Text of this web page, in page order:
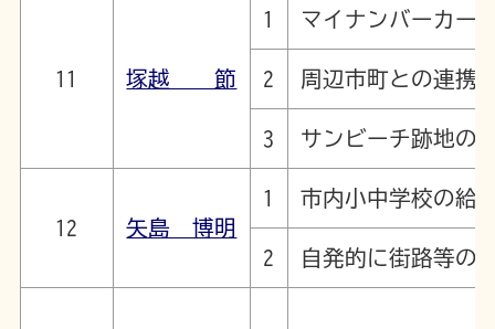
11 塚越 節
1 マイナンバーカー
2 周辺市町との連携
3 サンビーチ跡地の
12 矢島 博明
1 市内小中学校の給
2 自発的に街路等の